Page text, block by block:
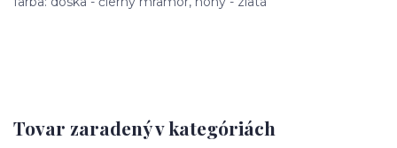
Tovar zaradený v kategóriách